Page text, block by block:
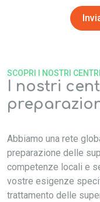
I nostri
SCOPRI I NOSTRI
Abbiamo una rete
preparazione delle
competenze locali e
vostre esigenze
trattamento delle